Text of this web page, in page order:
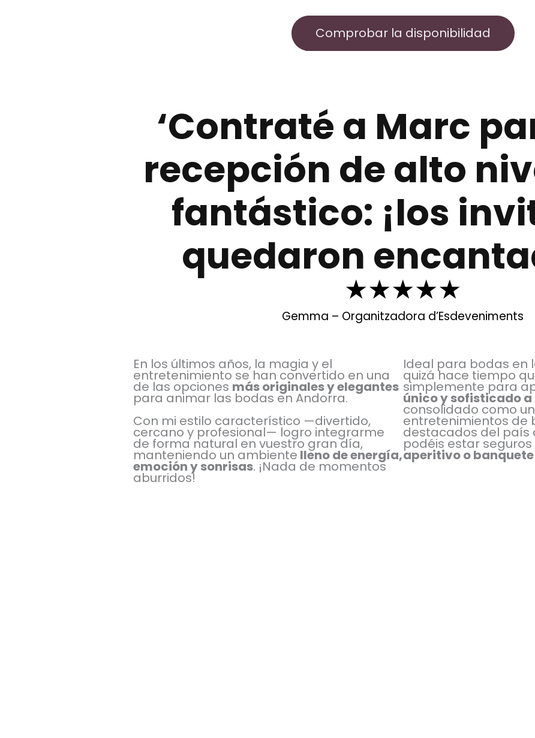
Comprobar la disponibilidad
‘Contraté a Marc
recepción de alto
fantástico: ¡los
quedaron
★★★★★
Gemma – Organitzadora d’Esdeveniments
En los últimos años, la magia y el
entretenimiento se han convertido en una
de las opciones más originales y elegantes
para animar las bodas en Andorra.
Con mi estilo característico —divertido,
cercano y profesional— logro integrarme
de forma natural en vuestro gran día,
manteniendo un ambiente lleno de energía,
emoción y sonrisas. ¡Nada de momentos
aburridos!
Ideal para bodas en
quizá hace tiempo
simplemente para
único y sofisticado
consolidado como
entretenimientos de
destacados del país
podéis estar
aperitivo o